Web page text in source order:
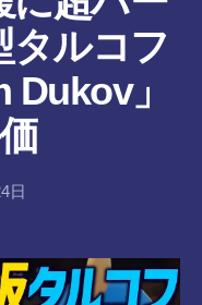
タルコフ
Dukov」
:
a日